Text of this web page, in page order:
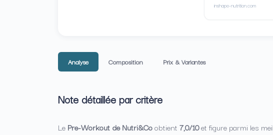
inshape-nutrition.com
Analyse Composition Prix & Variantes
Note détaillée par critère
Le Pre-Workout de Nutri&Coobtient 7,0/10et figure parmi les